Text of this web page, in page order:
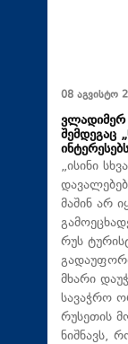
08 აგვისტო
ვლადიმერ
შემდეგაც
„ისინი
მაშინ არ
რუს
მხარი
სავაჭრო
რუსეთის
ნიშნავს,